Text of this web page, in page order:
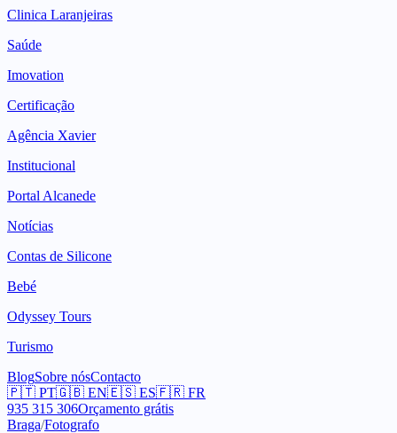
Clinica Laranjeiras
Saúde
Imovation
Certificação
Agência Xavier
Institucional
Portal Alcanede
Notícias
Contas de Silicone
Bebé
Odyssey Tours
Turismo
BlogSobre nósContacto
🇵🇹 PT🇬🇧 EN🇪🇸 ES🇫🇷 FR
935 315 306Orçamento grátis
Braga/Fotografo